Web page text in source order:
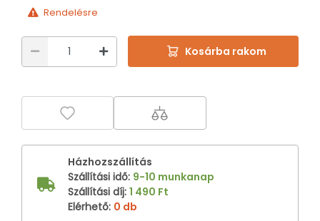
Rendelésre
Kosárba rakom
Házhozszállítás
Szállítási idő: 9-10 munkanap
Szállítási díj: 1 490 Ft
Elérhető: 0 db